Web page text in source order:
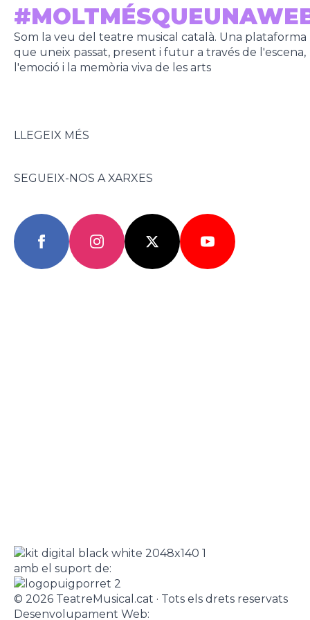
Som la veu del teatre musical català. Una plataforma
que uneix passat, present i futur a través de l'escena,
l'emoció i la memòria viva de les arts
LLEGEIX MÉS
SEGUEIX-NOS A XARXES
amb el suport de:
© 2026 TeatreMusical.cat · Tots els drets reservats
Desenvolupament Web: